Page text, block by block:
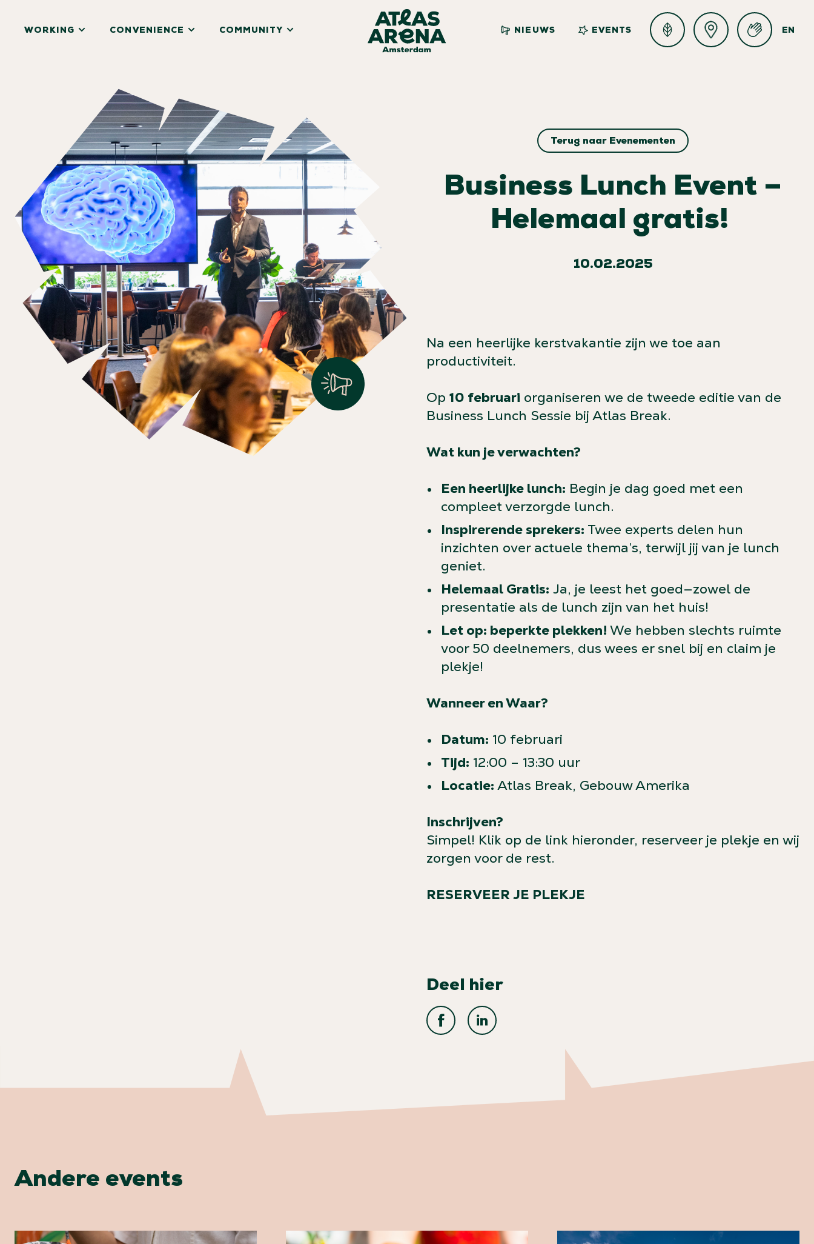
WORKING CONVENIENCE COMMUNITY NIEUWS EVENTS EN
Terug naar Evenementen
Business Lunch Event –
Helemaal gratis!
10.02.2025
Na een heerlijke kerstvakantie zijn we toe aan
productiviteit.
Op 10 februari organiseren we de tweede editie van de
Business Lunch Sessie bij Atlas Break.
Wat kun je verwachten?
Een heerlijke lunch: Begin je dag goed met een
compleet verzorgde lunch.
Inspirerende sprekers: Twee experts delen hun
inzichten over actuele thema’s, terwijl jij van je lunch
geniet.
Helemaal Gratis: Ja, je leest het goed—zowel de
presentatie als de lunch zijn van het huis!
Let op: beperkte plekken! We hebben slechts ruimte
voor 50 deelnemers, dus wees er snel bij en claim je
plekje!
Wanneer en Waar?
Datum: 10 februari
Tijd: 12:00 – 13:30 uur
Locatie: Atlas Break, Gebouw Amerika
Inschrijven?
Simpel! Klik op de link hieronder, reserveer je plekje en wij
zorgen voor de rest.
RESERVEER JE PLEKJE
Deel hier
Andere events